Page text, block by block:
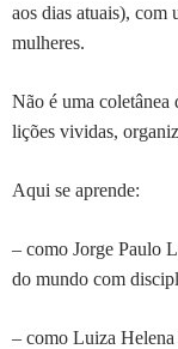
aos dias atuais),
mulheres.
Não é uma
lições vividas,
Aqui se aprende:
– como Jorge Paulo
do mundo com
– como Luiza